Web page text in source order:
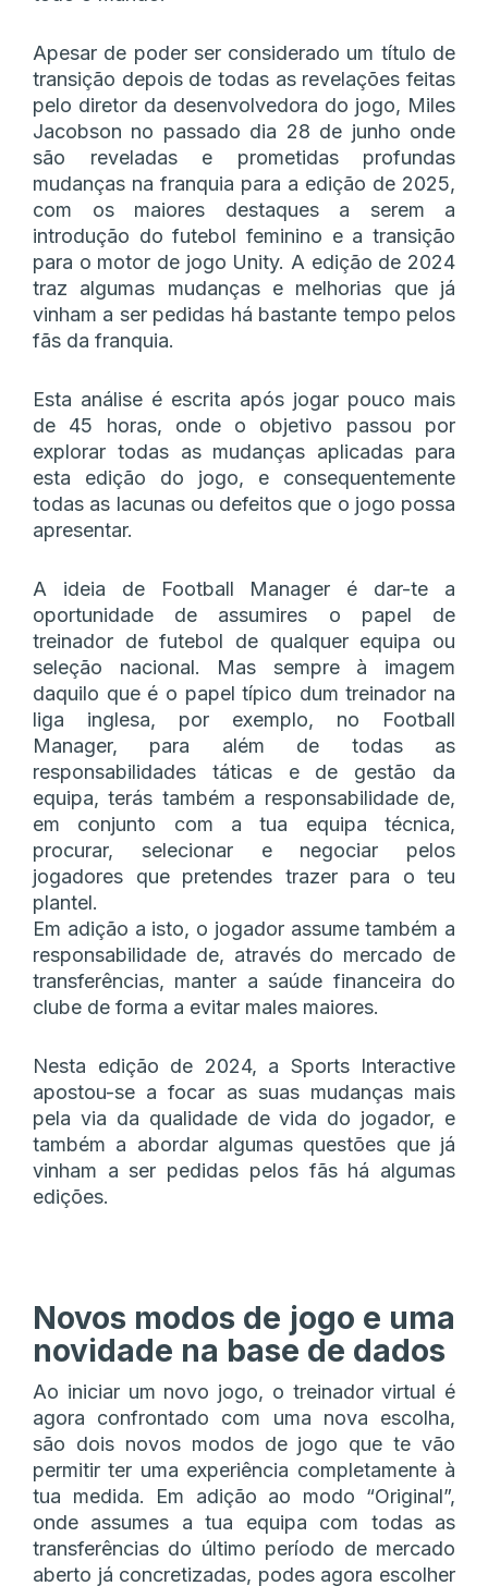
Apesar de poder ser considerado um título de
transição depois de todas as revelações feitas
pelo diretor da desenvolvedora do jogo, Miles
Jacobson no passado dia 28 de junho onde
são reveladas e prometidas profundas
mudanças na franquia para a edição de 2025,
com os maiores destaques a serem a
introdução do futebol feminino e a transição
para o motor de jogo Unity. A edição de 2024
traz algumas mudanças e melhorias que já
vinham a ser pedidas há bastante tempo pelos
fãs da franquia.
Esta análise é escrita após jogar pouco mais
de 45 horas, onde o objetivo passou por
explorar todas as mudanças aplicadas para
esta edição do jogo, e consequentemente
todas as lacunas ou defeitos que o jogo possa
apresentar.
A ideia de Football Manager é dar-te a
oportunidade de assumires o papel de
treinador de futebol de qualquer equipa ou
seleção nacional. Mas sempre à imagem
daquilo que é o papel típico dum treinador na
liga inglesa, por exemplo, no Football
Manager, para além de todas as
responsabilidades táticas e de gestão da
equipa, terás também a responsabilidade de,
em conjunto com a tua equipa técnica,
procurar, selecionar e negociar pelos
jogadores que pretendes trazer para o teu
plantel.
Em adição a isto, o jogador assume também a
responsabilidade de, através do mercado de
transferências, manter a saúde financeira do
clube de forma a evitar males maiores.
Nesta edição de 2024, a Sports Interactive
apostou-se a focar as suas mudanças mais
pela via da qualidade de vida do jogador, e
também a abordar algumas questões que já
vinham a ser pedidas pelos fãs há algumas
edições.
Novos modos de jogo e uma
novidade na base de dados
Ao iniciar um novo jogo, o treinador virtual é
agora confrontado com uma nova escolha,
são dois novos modos de jogo que te vão
permitir ter uma experiência completamente à
tua medida. Em adição ao modo “Original”,
onde assumes a tua equipa com todas as
transferências do último período de mercado
aberto já concretizadas, podes agora escolher